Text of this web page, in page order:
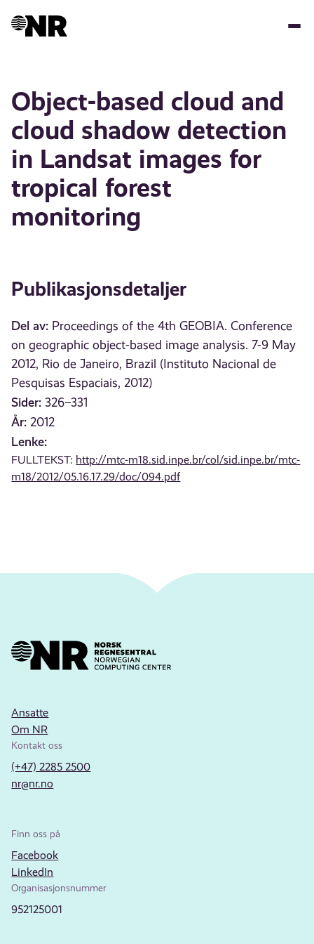
Object-based cloud and
cloud shadow detection
in Landsat images for
tropical forest
monitoring
Publikasjonsdetaljer
Del av: Proceedings of the 4th GEOBIA. Conference
on geographic object-based image analysis. 7-9 May
2012, Rio de Janeiro, Brazil (Instituto Nacional de
Pesquisas Espaciais, 2012)
Sider: 326–331
År: 2012
Lenke:
FULLTEKST: http://mtc-m18.sid.inpe.br/col/sid.inpe.br/mtc-
m18/2012/05.16.17.29/doc/094.pdf
Ansatte
Om NR
Kontakt oss
(+47) 2285 2500
nr@nr.no
Finn oss på
Facebook
LinkedIn
Organisasjonsnummer
952125001